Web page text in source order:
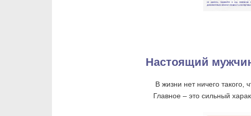
Настоящий
В жизни нет ничего такого,
Главное – это сильный